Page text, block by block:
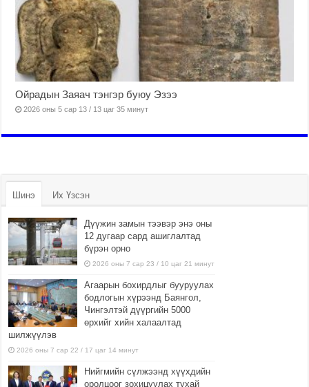
Ойрадын Заяач тэнгэр буюу Эзээ
2026 оны 5 сар 13 / 13 цаг 35 минут
Шинэ Их Үзсэн
Дүүжин замын тээвэр энэ оны
12 дугаар сард ашиглалтад
бүрэн орно
2026 оны 7 сар 23 / 10 цаг 21 минут
Агаарын бохирдлыг бууруулах
бодлогын хүрээнд Баянгол,
Чингэлтэй дүүргийн 5000
өрхийг хийн халаалтад
шилжүүлэв
2026 оны 7 сар 22 / 17 цаг 14 минут
Нийгмийн сүлжээнд хүүхдийн
оролцоог зохицуулах тухай